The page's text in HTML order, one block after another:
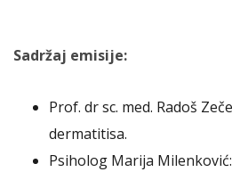
Sadržaj emisije:
Prof. dr sc. med. Radoš
dermatitisa.
Psiholog Marija